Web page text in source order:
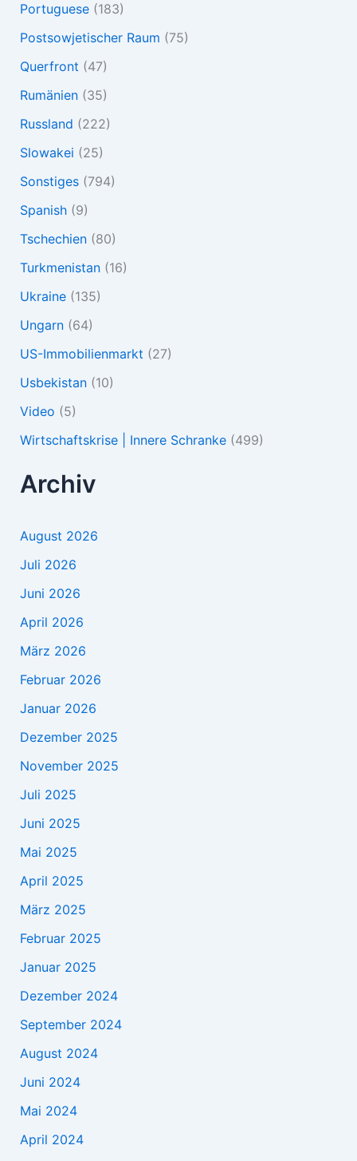
Portuguese(183)
Postsowjetischer Raum (75)
Querfront (47)
Rumänien(35)
Russland (222)
Slowakei (25)
Sonstiges(794)
Spanish(9)
Tschechien(80)
Turkmenistan(16)
Ukraine(135)
Ungarn(64)
US-Immobilienmarkt (27)
Usbekistan(10)
Video (5)
Wirtschaftskrise | Innere Schranke(499)
Archiv
August 2026
Juli 2026
Juni 2026
April 2026
März 2026
Februar 2026
Januar 2026
Dezember 2025
November 2025
Juli 2025
Juni 2025
Mai 2025
April 2025
März 2025
Februar 2025
Januar 2025
Dezember 2024
September 2024
August 2024
Juni 2024
Mai 2024
April 2024